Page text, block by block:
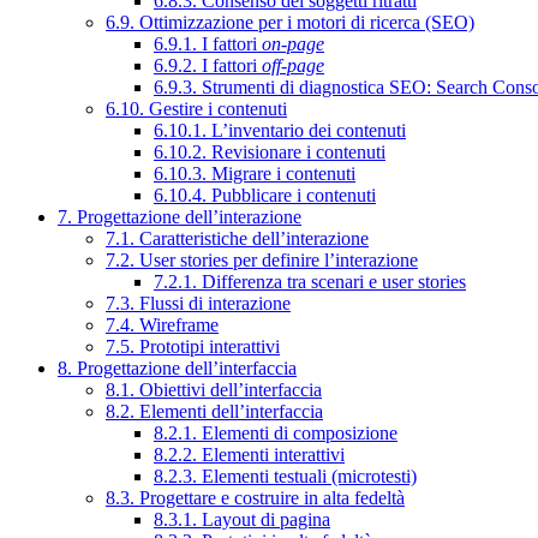
6.9. Ottimizzazione per i motori di ricerca (SEO)
6.9.1. I fattori on-page
6.9.2. I fattori off-page
6.9.3. Strumenti di diagnostica SEO: Search
6.10. Gestire i contenuti
6.10.1. L’inventario dei contenuti
6.10.2. Revisionare i contenuti
6.10.3. Migrare i contenuti
6.10.4. Pubblicare i contenuti
7. Progettazione dell’interazione
7.1. Caratteristiche dell’interazione
7.2. User stories per definire l’interazione
7.2.1. Differenza tra scenari e user stories
7.3. Flussi di interazione
7.4. Wireframe
7.5. Prototipi interattivi
8. Progettazione dell’interfaccia
8.1. Obiettivi dell’interfaccia
8.2. Elementi dell’interfaccia
8.2.1. Elementi di composizione
8.2.2. Elementi interattivi
8.2.3. Elementi testuali (microtesti)
8.3. Progettare e costruire in alta fedeltà
8.3.1. Layout di pagina